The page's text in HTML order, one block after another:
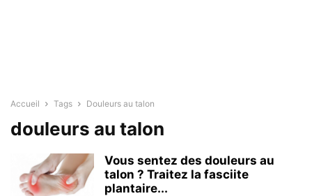
Accueil Tags Douleurs au talon
douleurs au talon
Vous sentez des douleurs au
talon ? Traitez la fasciite
plantaire...